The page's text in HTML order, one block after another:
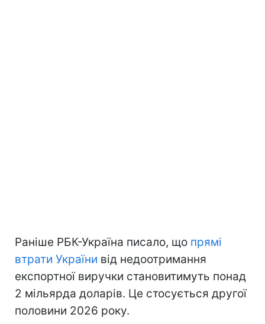
Раніше РБК-Україна писало, що прямі
втрати України від недоотримання
експортної виручки становитимуть понад
2 мільярда доларів. Це стосується другої
половини 2026 року.